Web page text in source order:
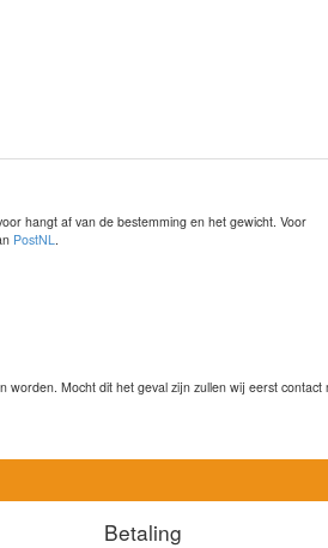
hangt af van de bestemming en het gewicht. Voor
PostNL
Mocht dit het geval zijn zullen wij eerst contact
Betaling